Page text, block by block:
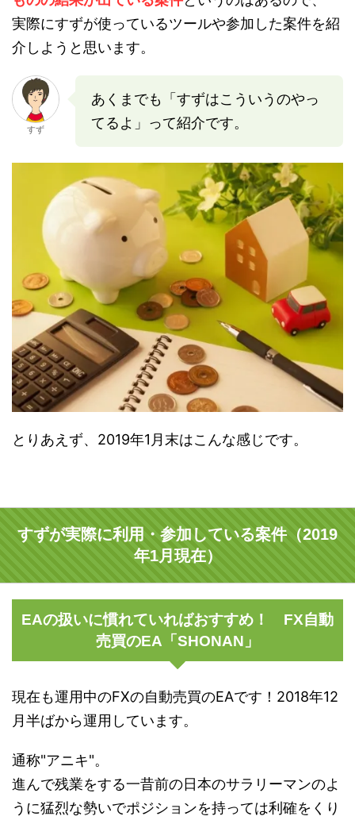
実際にすずが使っているツールや参加した案件を紹
介しようと思います。
すず
あくまでも「すずはこういうのやっ
てるよ」って紹介です。
とりあえず、2019年1月末はこんな感じです。
すずが実際に利用・参加している案件（2019
年1月現在）
EAの扱いに慣れていればおすすめ！ FX自動
売買のEA「SHONAN」
現在も運用中のFXの自動売買のEAです！2018年12
月半ばから運用しています。
通称"アニキ"。
進んで残業をする一昔前の日本のサラリーマンのよ
うに猛烈な勢いでポジションを持っては利確をくり